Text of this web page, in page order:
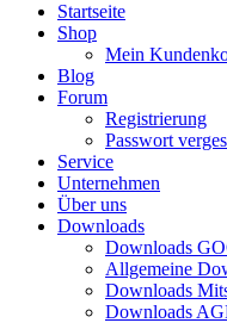
Startseite
Shop
Mein
Blog
Forum
Registrierung
Passwort
Service
Unternehmen
Über uns
Downloads
Downloads
Allgemeine
Downloads
Downloads